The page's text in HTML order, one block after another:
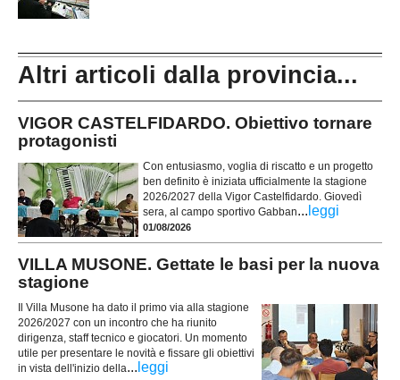
Altri articoli dalla provincia...
VIGOR CASTELFIDARDO. Obiettivo tornare
protagonisti
Con entusiasmo, voglia di riscatto e un progetto
ben definito è iniziata ufficialmente la stagione
2026/2027 della Vigor Castelfidardo. Giovedì
sera, al campo sportivo Gabban... leggi
01/08/2026
VILLA MUSONE. Gettate le basi per la nuova
stagione
Il Villa Musone ha dato il primo via alla stagione
2026/2027 con un incontro che ha riunito
dirigenza, staff tecnico e giocatori. Un momento
utile per presentare le novità e fissare gli obiettivi
in vista dell'inizio della... leggi